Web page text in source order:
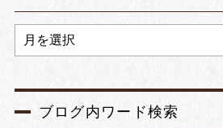
ブログ内ワード検索